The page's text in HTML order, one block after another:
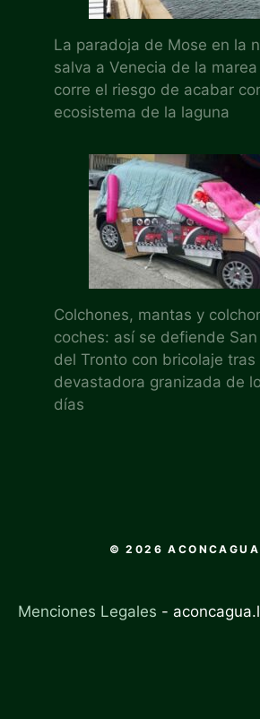
La paradoja de Mose en la
salva a Venecia de la
corre el riesgo de acabar
ecosistema de la laguna
Colchones, mantas y
coches: así se defiende
del Tronto con bricolaje tras
devastadora granizada de
días
© 2026
Menciones Legales -